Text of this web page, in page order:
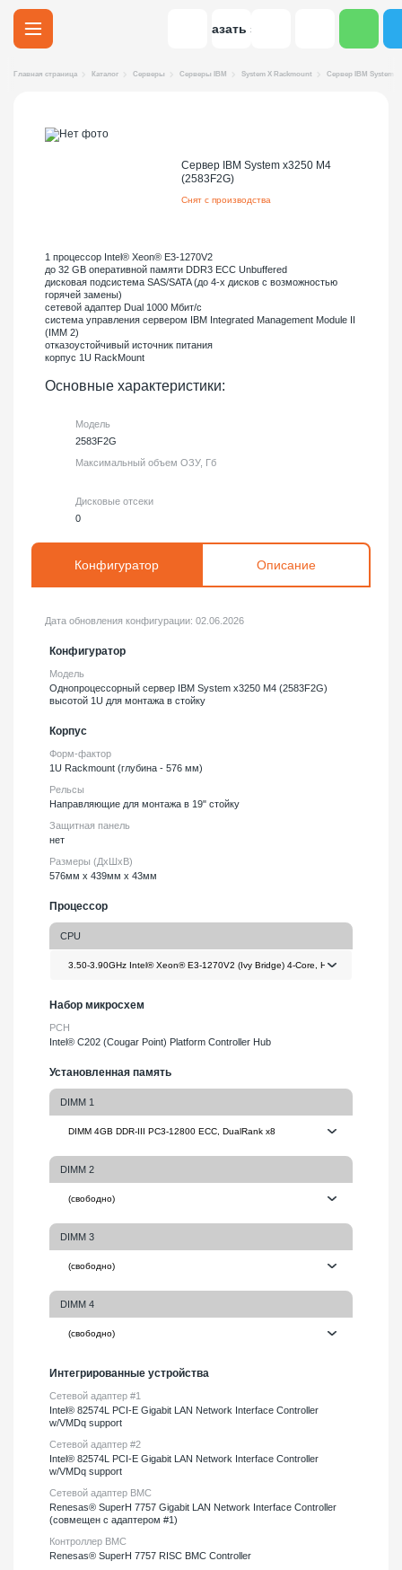
Заказать звонок
Главная страница Каталог Серверы Серверы IBM System X Rackmount Сервер IBM System
Сервер IBM System x3250 M4
(2583F2G)
Снят с производства
1 процессор Intel® Xeon® E3-1270V2
до 32 GB оперативной памяти DDR3 ECC Unbuffered
дисковая подсистема SAS/SATA (до 4-х дисков с возможностью
горячей замены)
сетевой адаптер Dual 1000 Мбит/с
система управления сервером IBM Integrated Management Module II
(IMM 2)
отказоустойчивый источник питания
корпус 1U RackMount
Конфигуратор Описание
Дата обновления конфигурации: 02.06.2026
Конфигуратор
Модель
Однопроцессорный сервер IBM System x3250 M4 (2583F2G)
высотой 1U для монтажа в стойку
Корпус
Форм-фактор
1U Rackmount (глубина - 576 мм)
Рельсы
Направляющие для монтажа в 19" стойку
Защитная панель
нет
Размеры (ДхШхВ)
576мм х 439мм х 43мм
Процессор
CPU
Набор микросхем
PCH
Intel® C202 (Cougar Point) Platform Controller Hub
Установленная память
DIMM 1
DIMM 2
DIMM 3
DIMM 4
Интегрированные устройства
Сетевой адаптер #1
Intel® 82574L PCI-E Gigabit LAN Network Interface Controller
w/VMDq support
Сетевой адаптер #2
Intel® 82574L PCI-E Gigabit LAN Network Interface Controller
w/VMDq support
Сетевой адаптер BMC
Renesas® SuperH 7757 Gigabit LAN Network Interface Controller
(совмещен с адаптером #1)
Контроллер BMC
Renesas® SuperH 7757 RISC BMC Controller
Основные характеристики:
Модель
2583F2G
Максимальный объем ОЗУ, Гб
Дисковые отсеки
0